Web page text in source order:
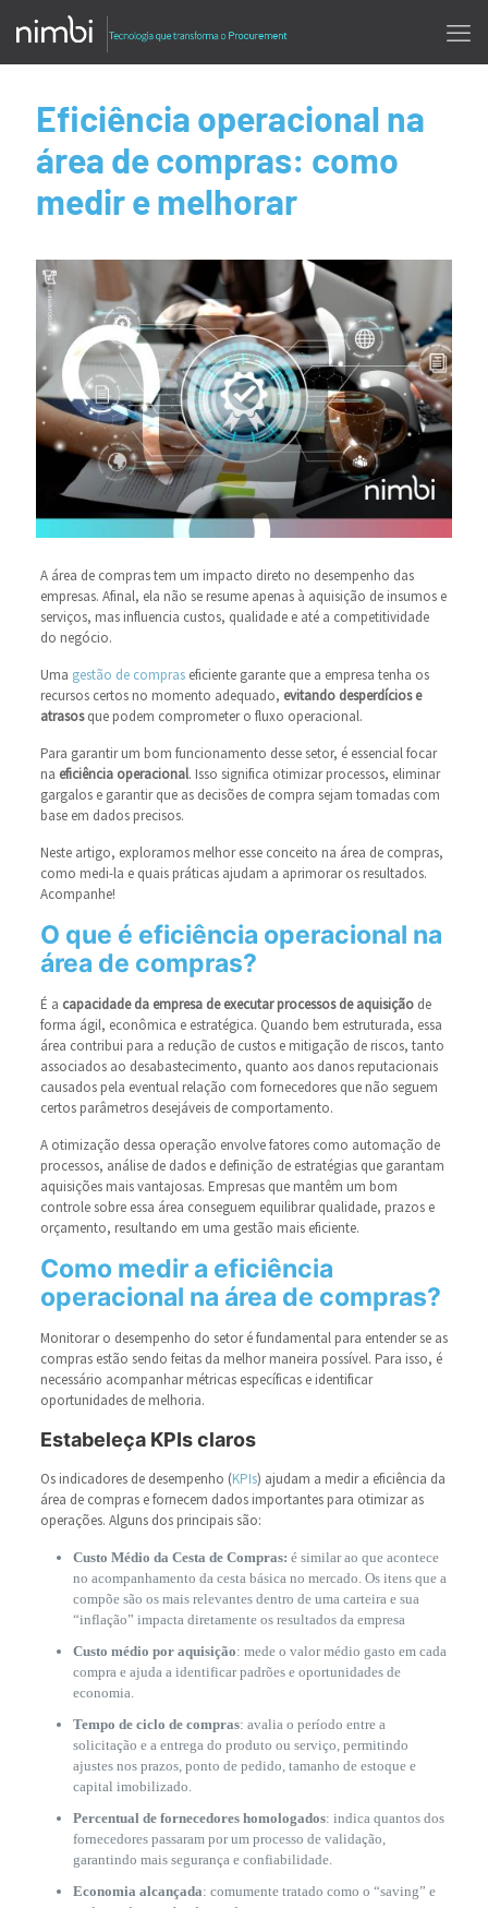
Eficiência operacional na
área de compras: como
medir e melhorar
A área de compras tem um impacto direto no desempenho das
empresas. Afinal, ela não se resume apenas à aquisição de insumos e
serviços, mas influencia custos, qualidade e até a competitividade
do negócio.
Uma gestão de compraseficiente garante que a empresa tenha os
recursos certos no momento adequado, evitando desperdícios e
atrasosque podem comprometer o fluxo operacional.
Para garantir um bom funcionamento desse setor, é essencial focar
na eficiência operacional. Isso significa otimizar processos, eliminar
gargalos e garantir que as decisões de compra sejam tomadas com
base em dados precisos.
Neste artigo, exploramos melhor esse conceito na área de compras,
como medi-la e quais práticas ajudam a aprimorar os resultados.
Acompanhe!
O que é eficiência operacional na
área de compras?
É a capacidade da empresa de executar processos de aquisiçãode
forma ágil, econômica e estratégica. Quando bem estruturada, essa
área contribui para a redução de custos e mitigação de riscos, tanto
associados ao desabastecimento, quanto aos danos reputacionais
causados pela eventual relação com fornecedores que não seguem
certos parâmetros desejáveis de comportamento.
A otimização dessa operação envolve fatores como automação de
processos, análise de dados e definição de estratégias que garantam
aquisições mais vantajosas. Empresas que mantêm um bom
controle sobre essa área conseguem equilibrar qualidade, prazos e
orçamento, resultando em uma gestão mais eficiente.
Como medir a eficiência
operacional na área de compras?
Monitorar o desempenho do setor é fundamental para entender se as
compras estão sendo feitas da melhor maneira possível. Para isso, é
necessário acompanhar métricas específicas e identificar
oportunidades de melhoria.
Estabeleça KPIs claros
Os indicadores de desempenho (KPIs) ajudam a medir a eficiência da
área de compras e fornecem dados importantes para otimizar as
operações. Alguns dos principais são:
Custo Médio da Cesta de Compras: é similar ao que acontece
no acompanhamento da cesta básica no mercado. Os itens que a
compõe são os mais relevantes dentro de uma carteira e sua
“inflação” impacta diretamente os resultados da empresa
Custo médio por aquisição: mede o valor médio gasto em cada
compra e ajuda a identificar padrões e oportunidades de
economia.
Tempo de ciclo de compras: avalia o período entre a
solicitação e a entrega do produto ou serviço, permitindo
ajustes nos prazos, ponto de pedido, tamanho de estoque e
capital imobilizado.
Percentual de fornecedores homologados: indica quantos dos
fornecedores passaram por um processo de validação,
garantindo mais segurança e confiabilidade.
Economia alcançada: comumente tratado como o “saving” e